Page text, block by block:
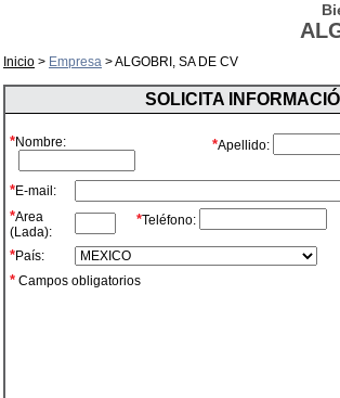
Inicio > Empresa > ALGOBRI, SA DE CV
SOLICITA
*Nombre: *Apellido:
*E-mail:
*Area
(Lada):
*Teléfono:
*País:
* Campos obligatorios